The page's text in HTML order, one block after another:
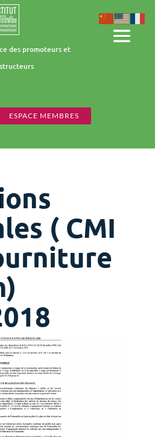
des promoteurs et
ESPACE MEMBRES
( CMI